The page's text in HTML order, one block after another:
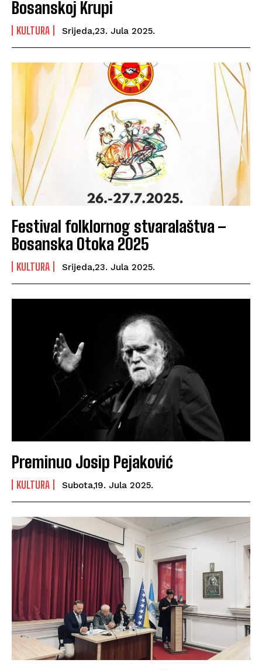
Bosanskoj Krupi
KULTURA Srijeda,23. Jula 2025.
Festival folklornog stvaralaštva –
Bosanska Otoka 2025
KULTURA Srijeda,23. Jula 2025.
Preminuo Josip Pejaković
KULTURA Subota,19. Jula 2025.